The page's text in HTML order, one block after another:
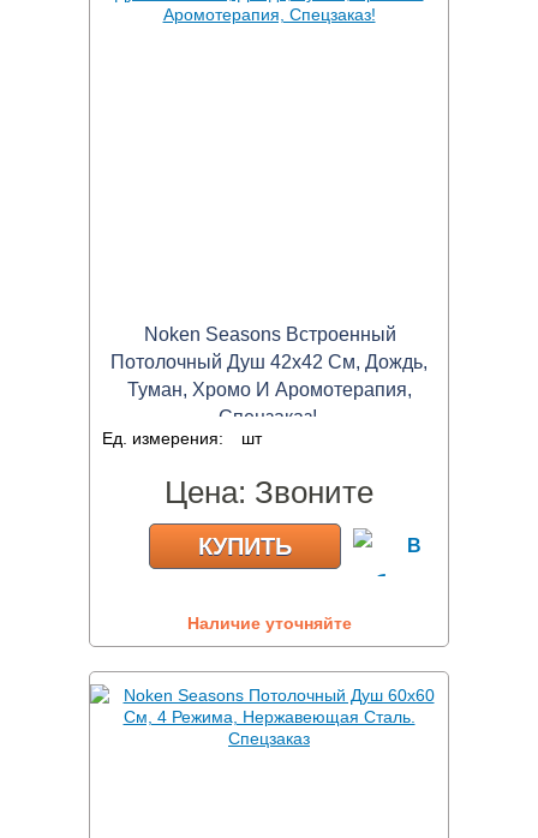
Noken Seasons Встроенный
Потолочный Душ 42х42 См, Дождь,
Туман, Хромо И Аромотерапия,
Спецзаказ!
Ед. измерения: шт
Цена: Звоните
КУПИТЬ
Наличие уточняйте